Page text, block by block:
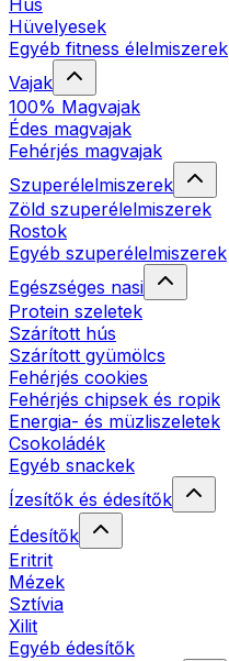
Hús
Hüvelyesek
Egyéb fitness élelmiszerek
Vajak
100% Magvajak
Édes magvajak
Fehérjés magvajak
Szuperélelmiszerek
Zöld szuperélelmiszerek
Rostok
Egyéb szuperélelmiszerek
Egészséges nasi
Protein szeletek
Szárított hús
Szárított gyümölcs
Fehérjés cookies
Fehérjés chipsek és ropik
Energia- és müzliszeletek
Csokoládék
Egyéb snackek
Ízesítők és édesítők
Édesítők
Eritrit
Mézek
Sztívia
Xilit
Egyéb édesítők